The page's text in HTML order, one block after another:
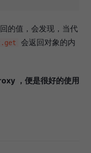
的值，会发现，当代
会返回对象的内
，便是很好的使用